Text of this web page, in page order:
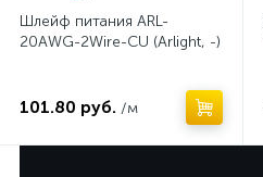
Шлейф питания ARL-
20AWG-2Wire-CU (Arlight, -)
101.80 руб. /м